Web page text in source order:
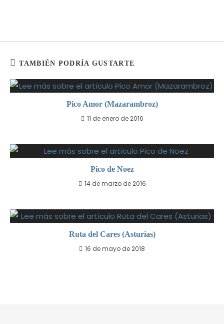
TAMBIÉN PODRÍA GUSTARTE
Pico Amor (Mazarambroz)
11 de enero de 2016
Pico de Noez
14 de marzo de 2016
Ruta del Cares (Asturias)
16 de mayo de 2018